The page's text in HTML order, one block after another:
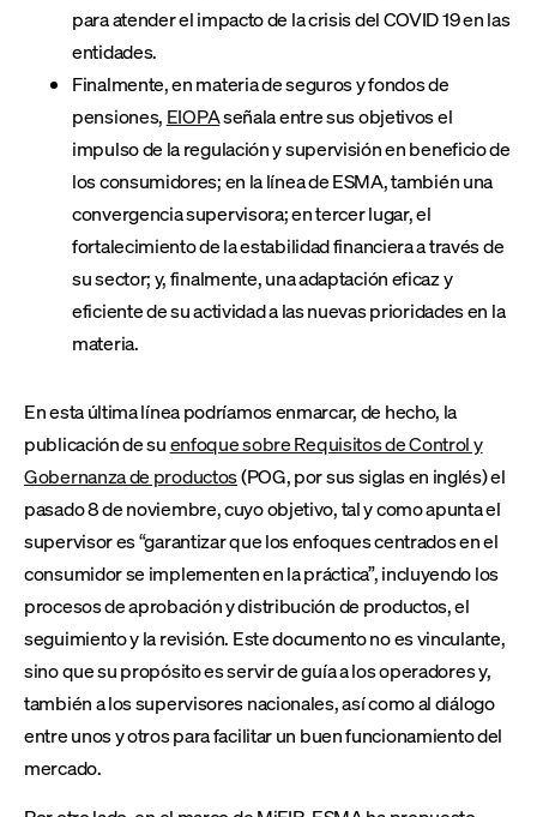
para atender el impacto de la crisis del COVID 19 en las
entidades.
Finalmente, en materia de seguros y fondos de
pensiones, EIOPAseñala entre sus objetivos el
impulso de la regulación y supervisión en beneficio de
los consumidores; en la línea de ESMA, también una
convergencia supervisora; en tercer lugar, el
fortalecimiento de la estabilidad financiera a través de
su sector; y, finalmente, una adaptación eficaz y
eficiente de su actividad a las nuevas prioridades en la
materia.
En esta última línea podríamos enmarcar, de hecho, la
publicación de suenfoque sobre Requisitos de Control y
Gobernanza de productos(POG, por sus siglas en inglés) el
pasado 8 de noviembre, cuyo objetivo, tal y como apunta el
supervisor es “garantizar que los enfoques centrados en el
consumidor se implementen en la práctica”, incluyendo los
procesos de aprobación y distribución de productos, el
seguimiento y la revisión. Este documento no es vinculante,
sino que su propósito es servir de guía a los operadores y,
también a los supervisores nacionales, así como al diálogo
entre unos y otros para facilitar un buen funcionamiento del
mercado.